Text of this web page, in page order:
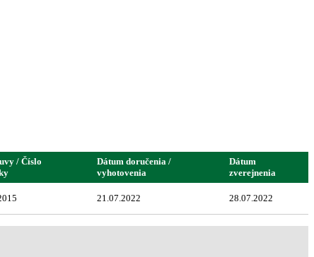
/ Číslo
Dátum doručenia /
vyhotovenia
Dátum
zverejnenia
21.07.2022 28.07.2022